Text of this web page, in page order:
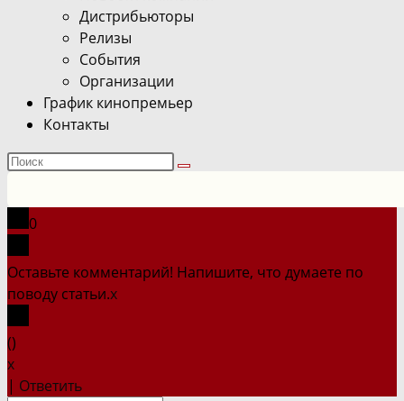
Дистрибьюторы
Релизы
События
Организации
График кинопремьер
Контакты
Поиск
сайте
0
Оставьте комментарий! Напишите, что думаете по
поводу статьи.x
()
x
| Ответить